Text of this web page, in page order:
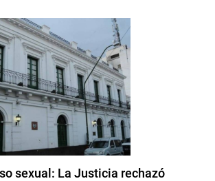
sexual: La Justicia rechazó